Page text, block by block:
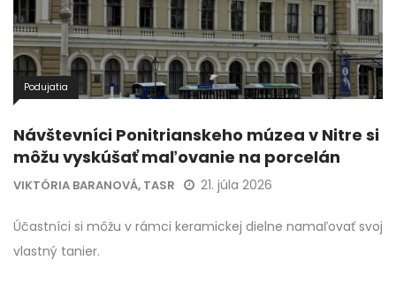
Podujatia
Návštevníci Ponitrianskeho múzea v Nitre si
môžu vyskúšať maľovanie na porcelán
VIKTÓRIA BARANOVÁ, TASR 21. júla 2026
Účastníci si môžu v rámci keramickej dielne namaľovať svoj
vlastný tanier.